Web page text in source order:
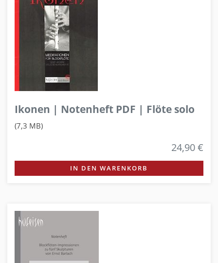
Ikonen | Notenheft PDF | Flöte solo
(7,3 MB)
24,90 €
IN DEN WARENKORB